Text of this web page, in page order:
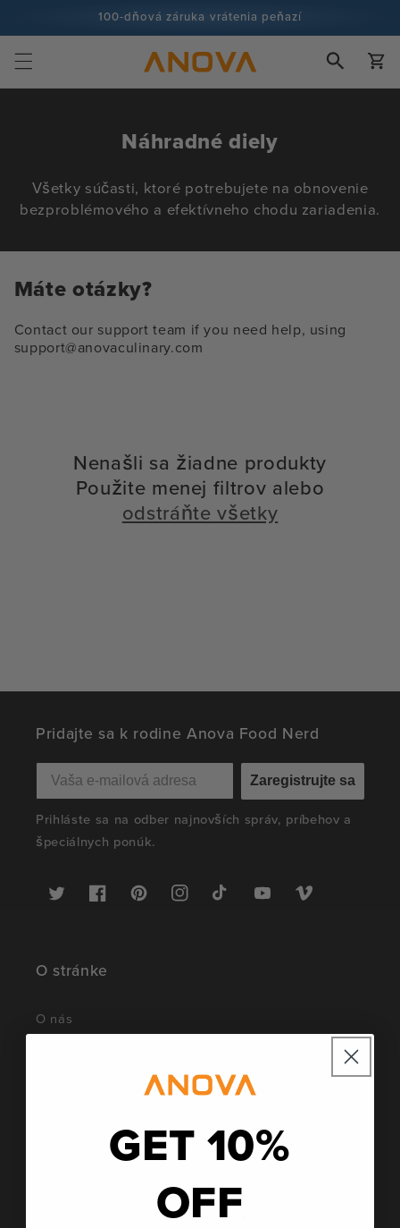
100-dňová záruka vrátenia peňazí
Viac ako 100 miliónov kuchárov a stále viac
Košík
Z
i
e
r
k
a
:
Náhradné diely
Všetky súčasti, ktoré potrebujete na obnovenie
bezproblémového a efektívneho chodu zariadenia.
Máte otázky?
Contact our support team if you need help, using
support@anovaculinary.com
Nenašli sa žiadne produkty
Použite menej filtrov alebo
odstráňte všetky
Pridajte sa k rodine Anova Food Nerd
Zaregistrujte sa
Prihláste sa na odber najnovších správ, príbehov a
špeciálnych ponúk.
Twitter FacebookPinterestInstagramTikTok YouTubeVimeo
O stránke
O nás
Affiliate programGET 10%
OFF